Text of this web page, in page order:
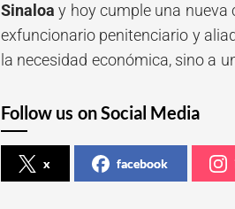
Sinaloay hoy cumple una nueva
exfuncionario penitenciario y
la necesidad económica, sino a
Follow us on Social Media
x facebook